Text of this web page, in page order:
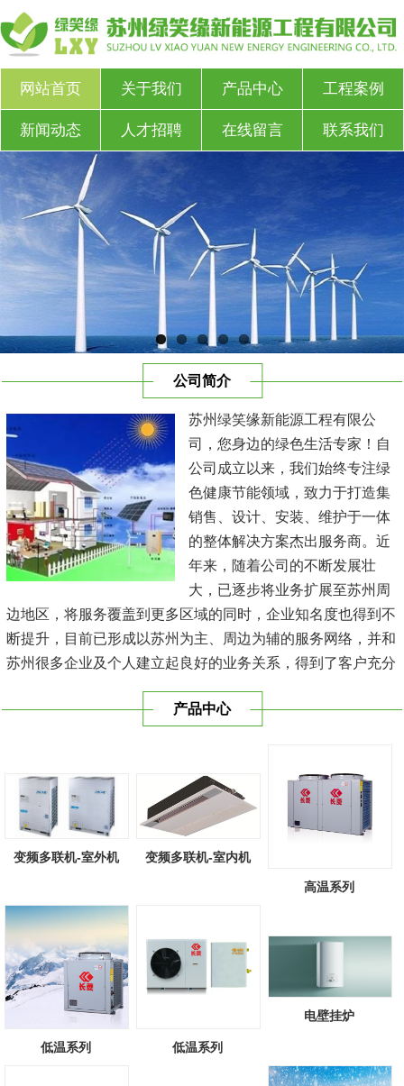
网站首页 关于我们 产品中心 工程案例
新闻动态 人才招聘 在线留言 联系我们
公司简介
苏州绿笑缘新能源工程有限公
司，您身边的绿色生活专家！自
公司成立以来，我们始终专注绿
色健康节能领域，致力于打造集
销售、设计、安装、维护于一体
的整体解决方案杰出服务商。近
年来，随着公司的不断发展壮
大，已逐步将业务扩展至苏州周
边地区，将服务覆盖到更多区域的同时，企业知名度也得到不
断提升，目前已形成以苏州为主、周边为辅的服务网络，并和
苏州很多企业及个人建立起良好的业务关系，得到了客户充分
与时俱进，树立良好的企业形象，以优质的服务、优质的技术
产品中心
变频多联机-室外机 变频多联机-室内机
高温系列
低温系列 低温系列
电壁挂炉